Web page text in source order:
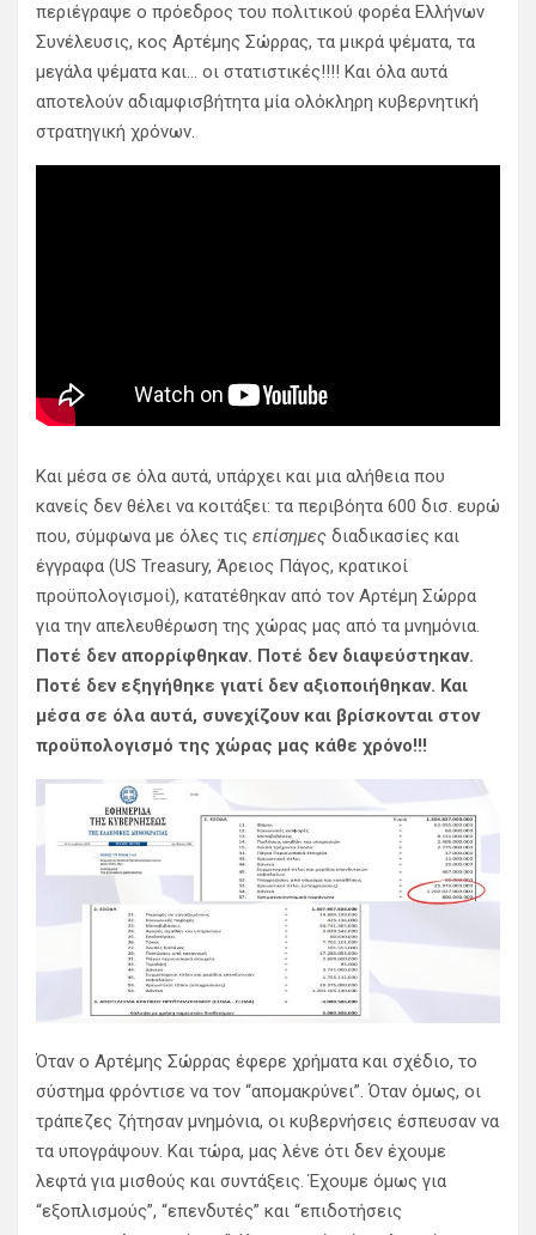
περιέγραψε ο πρόεδρος του πολιτικού φορέα Ελλήνων
Συνέλευσις, κος Αρτέμης Σώρρας, τα μικρά ψέματα, τα
μεγάλα ψέματα και… οι στατιστικές!!!! Και όλα αυτά
αποτελούν αδιαμφισβήτητα μία ολόκληρη κυβερνητική
στρατηγική χρόνων.
Και μέσα σε όλα αυτά, υπάρχει και μια αλήθεια που
κανείς δεν θέλει να κοιτάξει: τα περιβόητα 600 δισ. ευρώ
που, σύμφωνα με όλες τις επίσημες διαδικασίες και
έγγραφα (US Treasury, Άρειος Πάγος, κρατικοί
προϋπολογισμοί), κατατέθηκαν από τον Αρτέμη Σώρρα
για την απελευθέρωση της χώρας μας από τα μνημόνια.
Ποτέ δεν απορρίφθηκαν. Ποτέ δεν διαψεύστηκαν.
Ποτέ δεν εξηγήθηκε γιατί δεν αξιοποιήθηκαν. Και
μέσα σε όλα αυτά, συνεχίζουν και βρίσκονται στον
προϋπολογισμό της χώρας μας κάθε χρόνο!!!
Όταν ο Αρτέμης Σώρρας έφερε χρήματα και σχέδιο, το
σύστημα φρόντισε να τον “απομακρύνει”. Όταν όμως, οι
τράπεζες ζήτησαν μνημόνια, οι κυβερνήσεις έσπευσαν να
τα υπογράψουν. Και τώρα, μας λένε ότι δεν έχουμε
λεφτά για μισθούς και συντάξεις. Έχουμε όμως για
“εξοπλισμούς”, “επενδυτές” και “επιδοτήσεις